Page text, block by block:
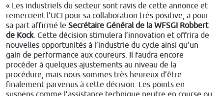
« Les industriels du secteur sont ravis de cette annonce et
remercient l’UCI pour sa collaboration très positive, a pour
sa part affirmé le Secrétaire Général de la WFSGI Robbert
de Kock. Cette décision stimulera l’innovation et offrira de
nouvelles opportunités à l’industrie du cycle ainsi qu’un
gain de performance aux coureurs. Il faudra encore
procéder à quelques ajustements au niveau de la
procédure, mais nous sommes très heureux d’être
finalement parvenus à cette décision. Les points en